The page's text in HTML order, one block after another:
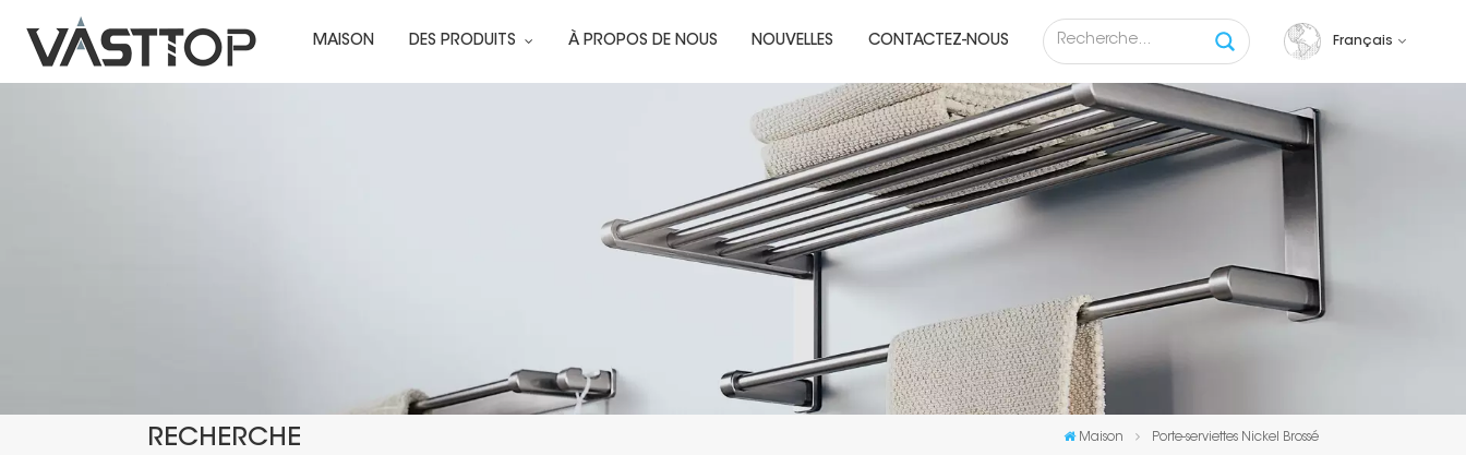
MAISON DES PRODUITS À PROPOS DE NOUS NOUVELLES CONTACTEZ-NOUS Français
English
français
русский
español
RECHERCHE Maison Porte-serviettes Nickel Brossé